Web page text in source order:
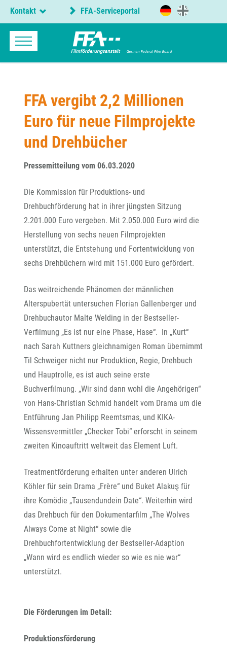
Kontakt FFA-Serviceportal
FFA vergibt 2,2 Millionen
Euro für neue Filmprojekte
und Drehbücher
Pressemitteilung vom 06.03.2020
Die Kommission für Produktions- und
Drehbuchförderung hat in ihrer jüngsten Sitzung
2.201.000 Euro vergeben. Mit 2.050.000 Euro wird die
Herstellung von sechs neuen Filmprojekten
unterstützt, die Entstehung und Fortentwicklung von
sechs Drehbüchern wird mit 151.000 Euro gefördert.
Das weitreichende Phänomen der männlichen
Alterspubertät untersuchen Florian Gallenberger und
Drehbuchautor Malte Welding in der Bestseller-
Verfilmung „Es ist nur eine Phase, Hase“. In „Kurt“
nach Sarah Kuttners gleichnamigen Roman übernimmt
Til Schweiger nicht nur Produktion, Regie, Drehbuch
und Hauptrolle, es ist auch seine erste
Buchverfilmung. „Wir sind dann wohl die Angehörigen“
von Hans-Christian Schmid handelt vom Drama um die
Entführung Jan Philipp Reemtsmas, und KIKA-
Wissensvermittler „Checker Tobi“ erforscht in seinem
zweiten Kinoauftritt weltweit das Element Luft.
Treatmentförderung erhalten unter anderen Ulrich
Köhler für sein Drama „Frère“ und Buket Alakuş für
ihre Komödie „Tausendundein Date“. Weiterhin wird
das Drehbuch für den Dokumentarfilm „The Wolves
Always Come at Night“ sowie die
Drehbuchfortentwicklung der Bestseller-Adaption
„Wann wird es endlich wieder so wie es nie war“
unterstützt.
Die Förderungen im Detail:
Produktionsförderung